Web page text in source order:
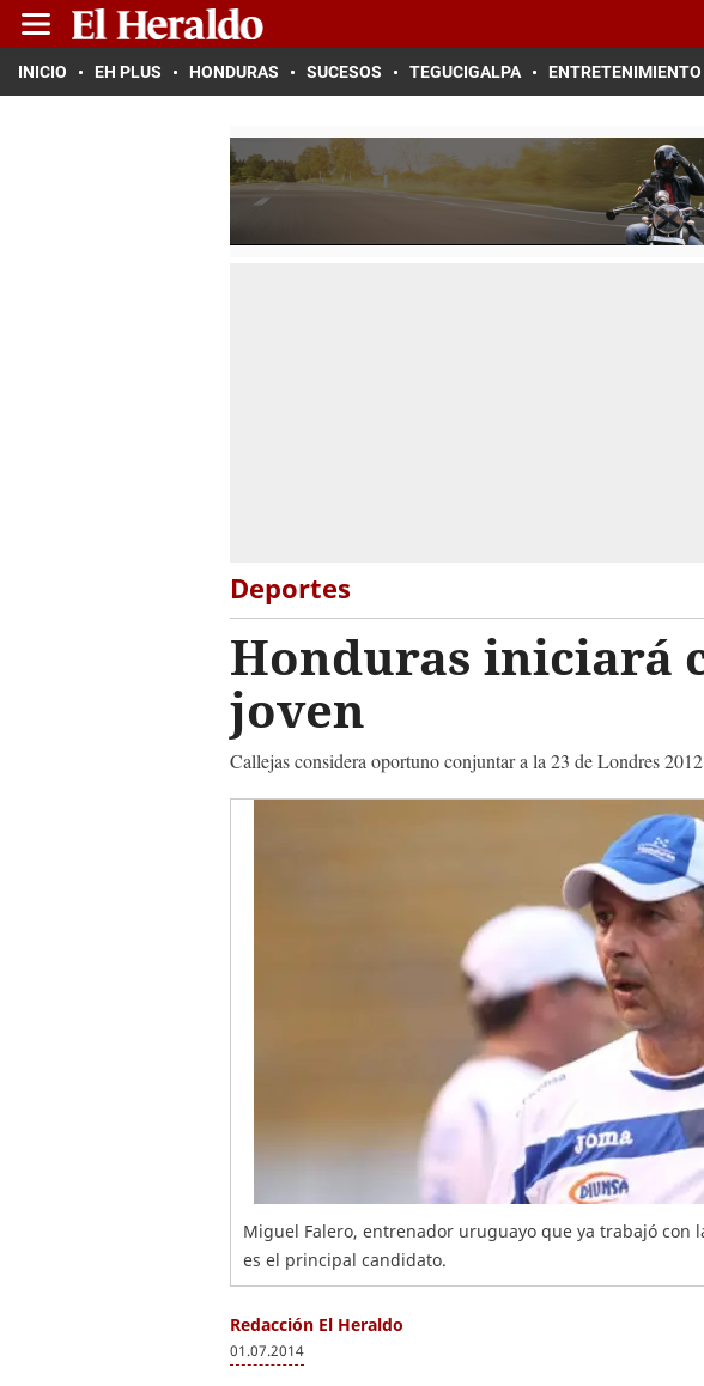
INICIO EH PLUS HONDURAS SUCESOS TEGUCIGALPA ENTRETENIMIENTO
Deportes
Honduras iniciará
joven
Callejas considera oportuno conjuntar a la 23 de Londres
Miguel Falero, entrenador uruguayo que ya trabajó con
es el principal candidato.
Redacción El Heraldo
01.07.2014